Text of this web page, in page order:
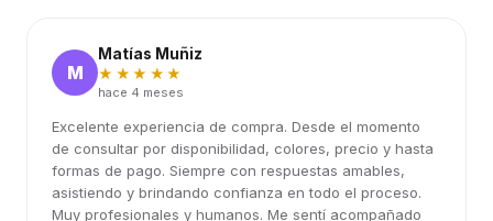
M
Matías Muñiz
★★★★★
hace 4 meses
Excelente experiencia de compra. Desde el momento
de consultar por disponibilidad, colores, precio y hasta
formas de pago. Siempre con respuestas amables,
asistiendo y brindando confianza en todo el proceso.
Muy profesionales y humanos. Me sentí acompañado